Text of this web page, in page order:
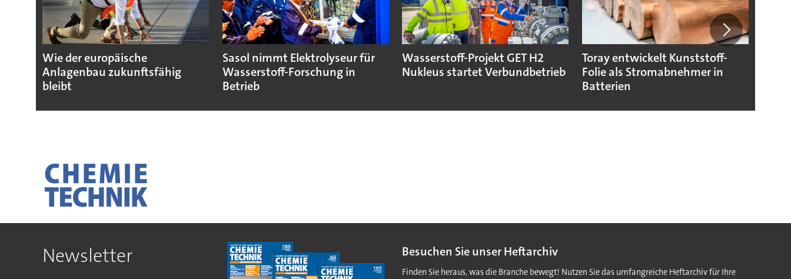
Wie der europäische
Anlagenbau zukunftsfähig
bleibt
Sasol nimmt Elektrolyseur für
Wasserstoff-Forschung in
Betrieb
Wasserstoff-Projekt GET H2
Nukleus startet Verbundbetrieb
Toray entwickelt Kunststoff-
Folie als Stromabnehmer in
Batterien
Newsletter Besuchen Sie unser Heftarchiv
Finden Sie heraus, was die Branche bewegt! Nutzen Sie das umfangreiche Heftarchiv für Ihre